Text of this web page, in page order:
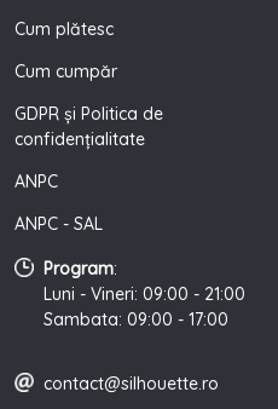
Cum plătesc
Cum cumpăr
GDPR și Politica de
confidențialitate
ANPC
ANPC - SAL
Program:
Luni - Vineri: 09:00 - 21:00
Sambata: 09:00 - 17:00
contact@silhouette.ro